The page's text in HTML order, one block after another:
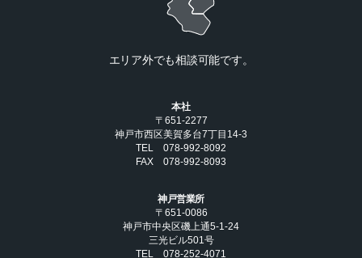
エリア外でも相談可能です。
本社
〒651-2277
神戸市西区美賀多台7丁目14-3
TEL 078-992-8092
FAX 078-992-8093
神戸営業所
〒651-0086
神戸市中央区磯上通5-1-24
三光ビル501号
TEL 078-252-4071